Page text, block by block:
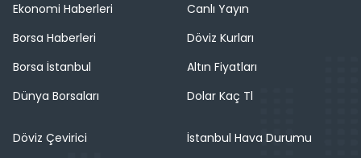
Ekonomi Haberleri
Borsa Haberleri
Borsa İstanbul
Dünya Borsaları
Canlı Yayın
Döviz Kurları
Altın Fiyatları
Dolar Kaç Tl
Döviz Çevirici
İstanbul Hava Durumu